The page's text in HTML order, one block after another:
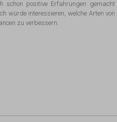
schon positive Erfahrungen
würde interessieren, welche Arten
zu verbessern.